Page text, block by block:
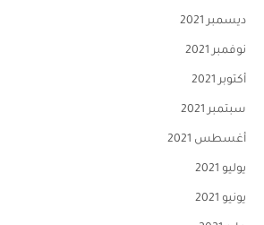
ديسمبر 2021
نوفمبر 2021
أكتوبر 2021
سبتمبر 2021
أغسطس 2021
يوليو 2021
يونيو 2021